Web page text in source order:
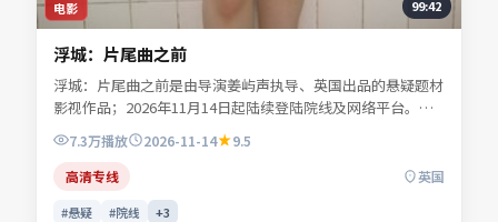
电影 99:42
浮城：片尾曲之前
浮城：片尾曲之前是由导演姜屿声执导、英国出品的悬疑题材
影视作品；2026年11月14日起陆续登陆院线及网络平台。主
演宁舒言、林听雪、沈昭野、夏时深等共同诠释一段充满转折
的人物命运。地缘风貌被写得具体可信，地域气质成为叙事推
手。影片关键词包含悬疑、英国、院线同步与流媒体首播信
息，便于影迷检索与比对同类型佳作。
7.3万播放 2026-11-14
9.5
高清专线
英国
#悬疑 #院线 +3